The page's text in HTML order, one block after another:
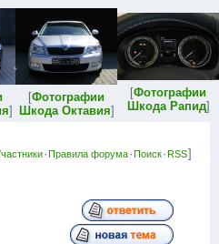
]
[Фотографии
Шкода Октавия]
[Фотографии
Шкода Рапид]
·Правила форума·Поиск·RSS]